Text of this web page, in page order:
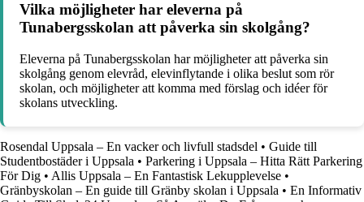
Vilka möjligheter har eleverna på
Tunabergsskolan att påverka sin skolgång?
Eleverna på Tunabergsskolan har möjligheter att påverka sin
skolgång genom elevråd, elevinflytande i olika beslut som rör
skolan, och möjligheter att komma med förslag och idéer för
skolans utveckling.
Rosendal Uppsala – En vacker och livfull stadsdel • Guide till
Studentbostäder i Uppsala • Parkering i Uppsala – Hitta Rätt Parkering
För Dig • Allis Uppsala – En Fantastisk Lekupplevelse •
Gränbyskolan – En guide till Gränby skolan i Uppsala • En Informativ